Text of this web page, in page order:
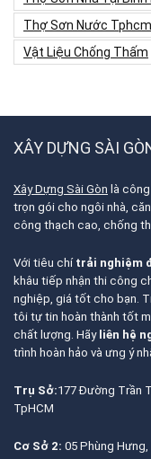
Thợ Sơn Nước Tphcm
Vật Liệu Chống Thấm
XÂY DỰNG SÀI
Xây Dựng Sài Gòn là
trọn gói cho ngôi nhà,
công thạch cao, chống
Với tiêu chí trải nghiệm
khâu tiếp nhận thi công
nghiệp, giá tốt cho bạn.
tôi tự tin hoàn thành tốt
chất lượng. Hãy liên hệ
trình hoàn hảo và ưng ý
Trụ Sở:177 Đường Trần
TpHCM
Cơ Sở 2: 05 Phùng Hưng,